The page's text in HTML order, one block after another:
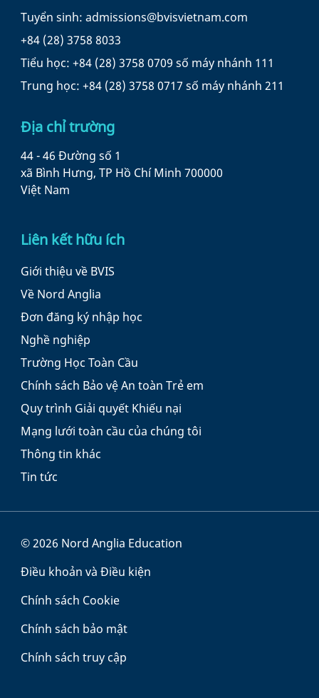
Tuyển sinh: admissions@bvisvietnam.com
+84 (28) 3758 8033
Tiểu học: +84 (28) 3758 0709 số máy nhánh 111
Trung học: +84 (28) 3758 0717 số máy nhánh 211
Địa chỉ trường
44 - 46 Đường số 1
xã Bình Hưng, TP Hồ Chí Minh 700000
Việt Nam
Liên kết hữu ích
Giới thiệu về BVIS
Về Nord Anglia
Đơn đăng ký nhập học
Nghề nghiệp
Trường Học Toàn Cầu
Chính sách Bảo vệ An toàn Trẻ em
Quy trình Giải quyết Khiếu nại
Mạng lưới toàn cầu của chúng tôi
Thông tin khác
Tin tức
© 2026 Nord Anglia Education
Điều khoản và Điều kiện
Chính sách Cookie
Chính sách bảo mật
Chính sách truy cập